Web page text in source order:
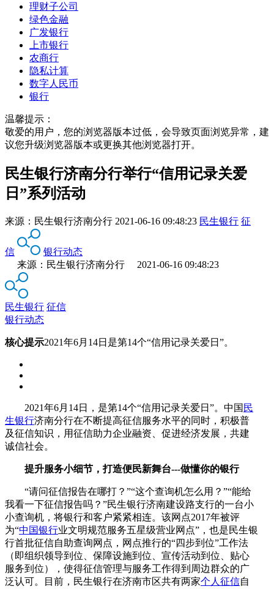
理财子公司
绿色金融
广发银行
上市银行
农商行
隐私计算
数字人民币
银行
温馨提示：
敬爱的用户，您的浏览器版本过低，会导致页面浏览异常，建
议您升级浏览器版本或更换其他浏览器打开。
民生银行济南分行举行“信用记录关爱
日”系列活动
来源： 民生银行济南分行 2021-06-16 09:48:23 民生银行 征
信
银行动态
来源：民生银行济南分行 2021-06-16 09:48:23
民生银行 征信
银行动态
核心提示2021年6月14日是第14个“信用记录关爱日”。
2021年6月14日，是第14个“信用记录关爱日”。中国 民
生银行济南分行在不断提高征信服务水平的同时，积极普
及征信知识，用征信助力企业融资、促进经济发展，共建
诚信社会。
提升服务小细节，打造便民新舞台---做懂你的银行
“请问征信报告在哪打？”“这个查询机怎么用？”“能给
我看一下征信报告吗？”民生银行济南建设路支行的一台小
小查询机，将银行和客户紧紧相连。该网点2017年被评
为“中国银行业文明规范服务五星级营业网点”，也是民生银
行首批征信自助查询网点，网点推行的“四步到位”工作法
（即组织领导到位、保障设施到位、宣传活动到位、贴心
服务到位），使得征信管理与服务工作得到周边群众的广
泛认可。目前，民生银行在济南市区共有两家个人征信自